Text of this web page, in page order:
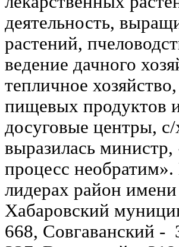
деятельность,
растений,
ведение дачного
тепличное
пищевых продуктов
досуговые центры,
выразилась
процесс
лидерах район
Хабаровский
668, Совгаванский -